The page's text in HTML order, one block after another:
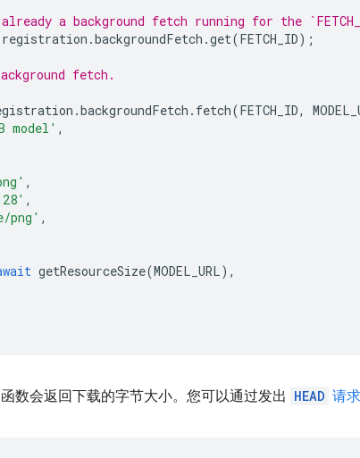
a background fetch running for the
registration .backgroundFetch .get(FETCH_ID);
fetch.
.backgroundFetch . fetch(FETCH_ID,
model' ,
,
,
png' ,
getResourceSize(MODEL_URL),
函数会返回下载的字节大小。您可以通过发出 HEAD 请求